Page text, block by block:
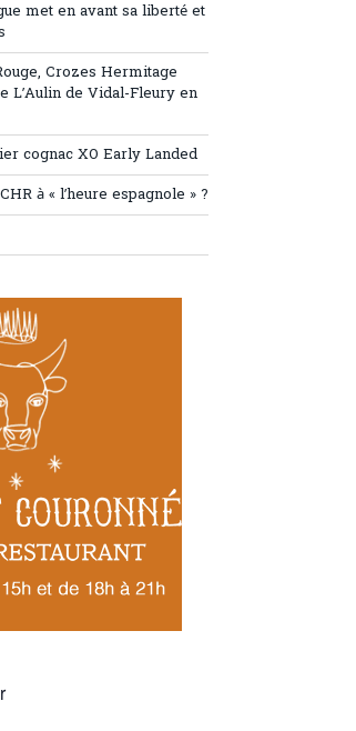
met en avant sa liberté et
Crozes Hermitage
L’Aulin de Vidal-Fleury en
cognac XO Early Landed
à « l’heure espagnole » ?